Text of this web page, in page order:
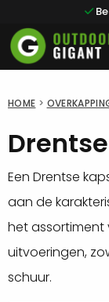
HOME >
Een Drentse
aan de
het assortiment
uitvoeringen,
schuur.